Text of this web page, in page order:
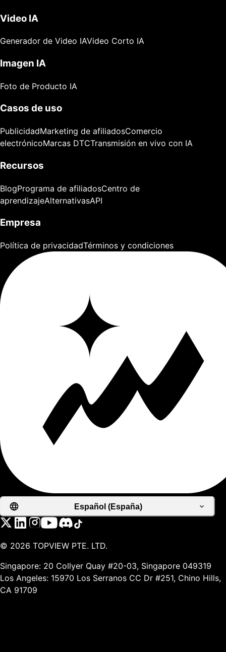
Video IA
Generador de Video IAVideo Corto IA
Imagen IA
Foto de Producto IA
Casos de uso
PublicidadMarketing de afiliadosComercio
electrónicoMarcas DTCTransmisión en vivo con IA
Recursos
BlogPrograma de afiliadosCentro de
aprendizajeAlternativasAPI
Empresa
Política de privacidadTérminos y condiciones
Español (España)
© 2026 TOPVIEW PTE. LTD.
Singapore: 20 Collyer Quay #20-03, Singapore 049319
Los Angeles: 15970 Los Serranos CC Dr #251, Chino Hills,
CA 91709